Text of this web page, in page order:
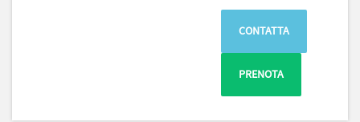
CONTATTA
PRENOTA